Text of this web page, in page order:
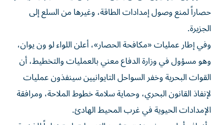
حصاراً لمنع وصول إمدادات الطاقة، وغيرها من السلع إلى
الجزيرة.
وفي إطار عمليات «مكافحة الحصار»، أعلن اللواء لو ون يوان،
وهو مسؤول في وزارة الدفاع معني بالعمليات والتخطيط، أن
القوات البحرية وخفر السواحل التايوانيين سينفذون عمليات
لإنفاذ القانون البحري، وحماية سلامة خطوط الملاحة، ومرافقة
الإمدادات الحيوية في غرب المحيط الهادئ.